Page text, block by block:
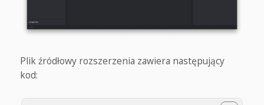
Plik źródłowy rozszerzenia zawiera następujący
kod: